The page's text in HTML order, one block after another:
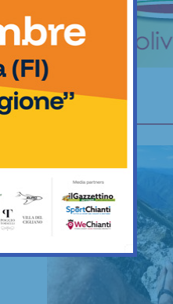
FREESTYLE